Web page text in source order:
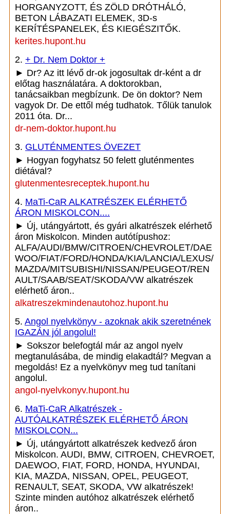
HORGANYZOTT, ÉS ZÖLD DRÓTHÁLÓ,
BETON LÁBAZATI ELEMEK, 3D-s
KERÍTÉSPANELEK, ÉS KIEGÉSZITŐK.
kerites.hupont.hu
2. + Dr. Nem Doktor +
► Dr? Az itt lévő dr-ok jogosultak dr-ként a dr
előtag használatára. A doktorokban,
tanácsaikban megbízunk. De ön doktor? Nem
vagyok Dr. De ettől még tudhatok. Tőlük tanulok
2011 óta. Dr...
dr-nem-doktor.hupont.hu
3. GLUTÉNMENTES ÖVEZET
► Hogyan fogyhatsz 50 felett gluténmentes
diétával?
glutenmentesreceptek.hupont.hu
4. MaTi-CaR ALKATRÉSZEK ELÉRHETŐ
ÁRON MISKOLCON....
► Új, utángyártott, és gyári alkatrészek elérhető
áron Miskolcon. Minden autótípushoz:
ALFA/AUDI/BMW/CITROEN/CHEVROLET/DAE
WOO/FIAT/FORD/HONDA/KIA/LANCIA/LEXUS/
MAZDA/MITSUBISHI/NISSAN/PEUGEOT/REN
AULT/SAAB/SEAT/SKODA/VW alkatrészek
elérhető áron..
alkatreszekmindenautohoz.hupont.hu
5. Angol nyelvkönyv - azoknak akik szeretnének
IGAZÁN jól angolul!
► Sokszor belefogtál már az angol nyelv
megtanulásába, de mindig elakadtál? Megvan a
megoldás! Ez a nyelvkönyv meg tud tanítani
angolul.
angol-nyelvkonyv.hupont.hu
6. MaTi-CaR Alkatrészek -
AUTÓALKATRÉSZEK ELÉRHETŐ ÁRON
MISKOLCON...
► Új, utángyártott alkatrészek kedvező áron
Miskolcon. AUDI, BMW, CITROEN, CHEVROET,
DAEWOO, FIAT, FORD, HONDA, HYUNDAI,
KIA, MAZDA, NISSAN, OPEL, PEUGEOT,
RENAULT, SEAT, SKODA, VW alkatrészek!
Szinte minden autóhoz alkatrészek elérhető
áron..